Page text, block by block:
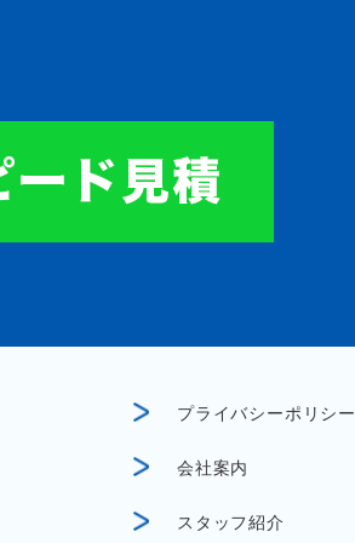
プライバシーポリシー
会社案内
スタッフ紹介